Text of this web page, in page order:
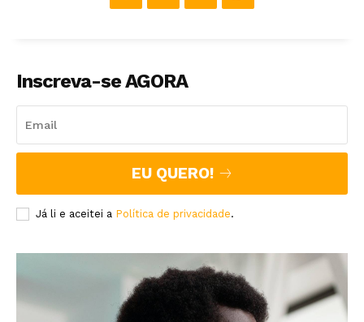
Inscreva-se AGORA
EU QUERO!
Já li e aceitei a Política de privacidade.